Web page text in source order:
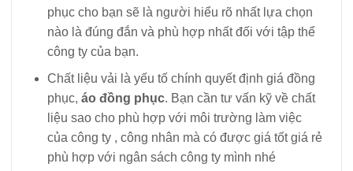
phục cho bạn sẽ là người hiểu rõ nhất lựa chọn
nào là đúng đắn và phù hợp nhất đối với tập thể
công ty của bạn.
Chất liệu vải là yếu tố chính quyết định giá đồng
phục, áo đồng phục. Bạn cần tư vấn kỹ về chất
liệu sao cho phù hợp với môi trường làm việc
của công ty , công nhân mà có được giá tốt giá rẻ
phù hợp với ngân sách công ty mình nhé